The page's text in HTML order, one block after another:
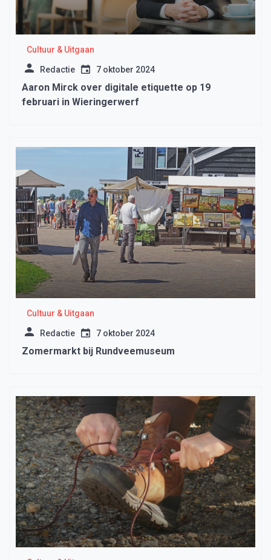
Cultuur & Uitgaan
Redactie 7 oktober 2024
Aaron Mirck over digitale etiquette op 19
februari in Wieringerwerf
Cultuur & Uitgaan
Redactie 7 oktober 2024
Zomermarkt bij Rundveemuseum